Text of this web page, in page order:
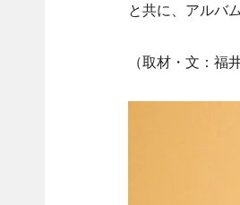
と共に、アルバ
（取材・文：福